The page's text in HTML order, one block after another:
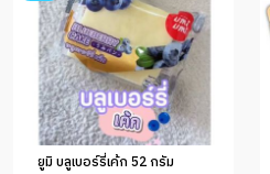
ยูมิ บลูเบอร์รี่เค้ก 52 กรัม